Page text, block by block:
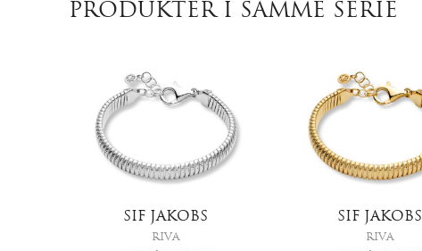
PRODUKTER I SAMME SERIE
SIF JAKOBS
RIVA
SIF JAKOBS
RIVA